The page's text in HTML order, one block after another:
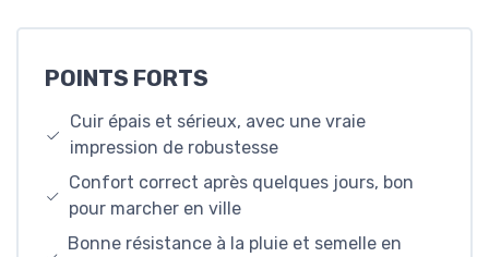
POINTS FORTS
Cuir épais et sérieux, avec une vraie
impression de robustesse
Confort correct après quelques jours, bon
pour marcher en ville
Bonne résistance à la pluie et semelle en